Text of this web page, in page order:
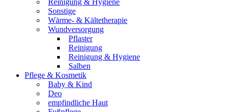
Reinigung & Hygiene
Sonstige
Wärme- & Kältetherapie
Wundversorgung
Pflaster
Reinigung
Reinigung & Hygiene
Salben
Pflege & Kosmetik
Baby & Kind
Deo
empfindliche Haut